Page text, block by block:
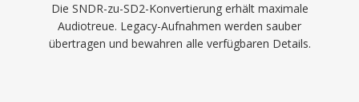
Die SNDR-zu-SD2-Konvertierung erhält maximale
Audiotreue. Legacy-Aufnahmen werden sauber
übertragen und bewahren alle verfügbaren Details.